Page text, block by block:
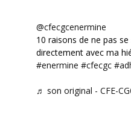
@cfecgcenermine
10 raisons de ne pas
directement avec ma
#enermine #cfecgc
♬ son original - CFE-